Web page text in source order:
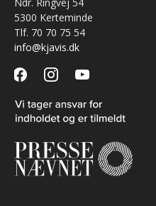
5300 Kerteminde
Tlf. 70 70 75 54
info@kjavis.dk
facebookinstagramyoutube